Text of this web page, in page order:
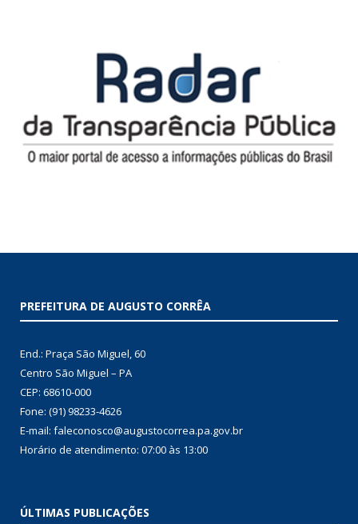
PREFEITURA DE AUGUSTO CORRÊA
End.: Praça São Miguel, 60
Centro São Miguel – PA
CEP: 68610-000
Fone: (91) 98233-4626
E-mail: faleconosco@augustocorrea.pa.gov.br
Horário de atendimento: 07:00 às 13:00
ÚLTIMAS PUBLICAÇÕES